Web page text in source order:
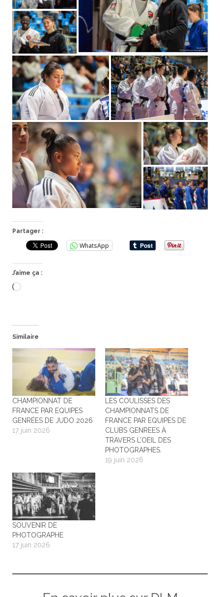
Partager :
WhatsApp
J’aime ça :
Chargement…
Similaire
CHAMPIONNAT DE
FRANCE PAR EQUIPES
GENRÉES DE JUDO 2026
17 juin 2026
LES COULISSES DES
CHAMPIONNATS DE
FRANCE PAR EQUIPES DE
CLUBS GENREES À
TRAVERS L’OEIL DES
PHOTOGRAPHES.
19 juin 2026
SOUVENIR DE
PHOTOGRAPHE
17 juin 2026